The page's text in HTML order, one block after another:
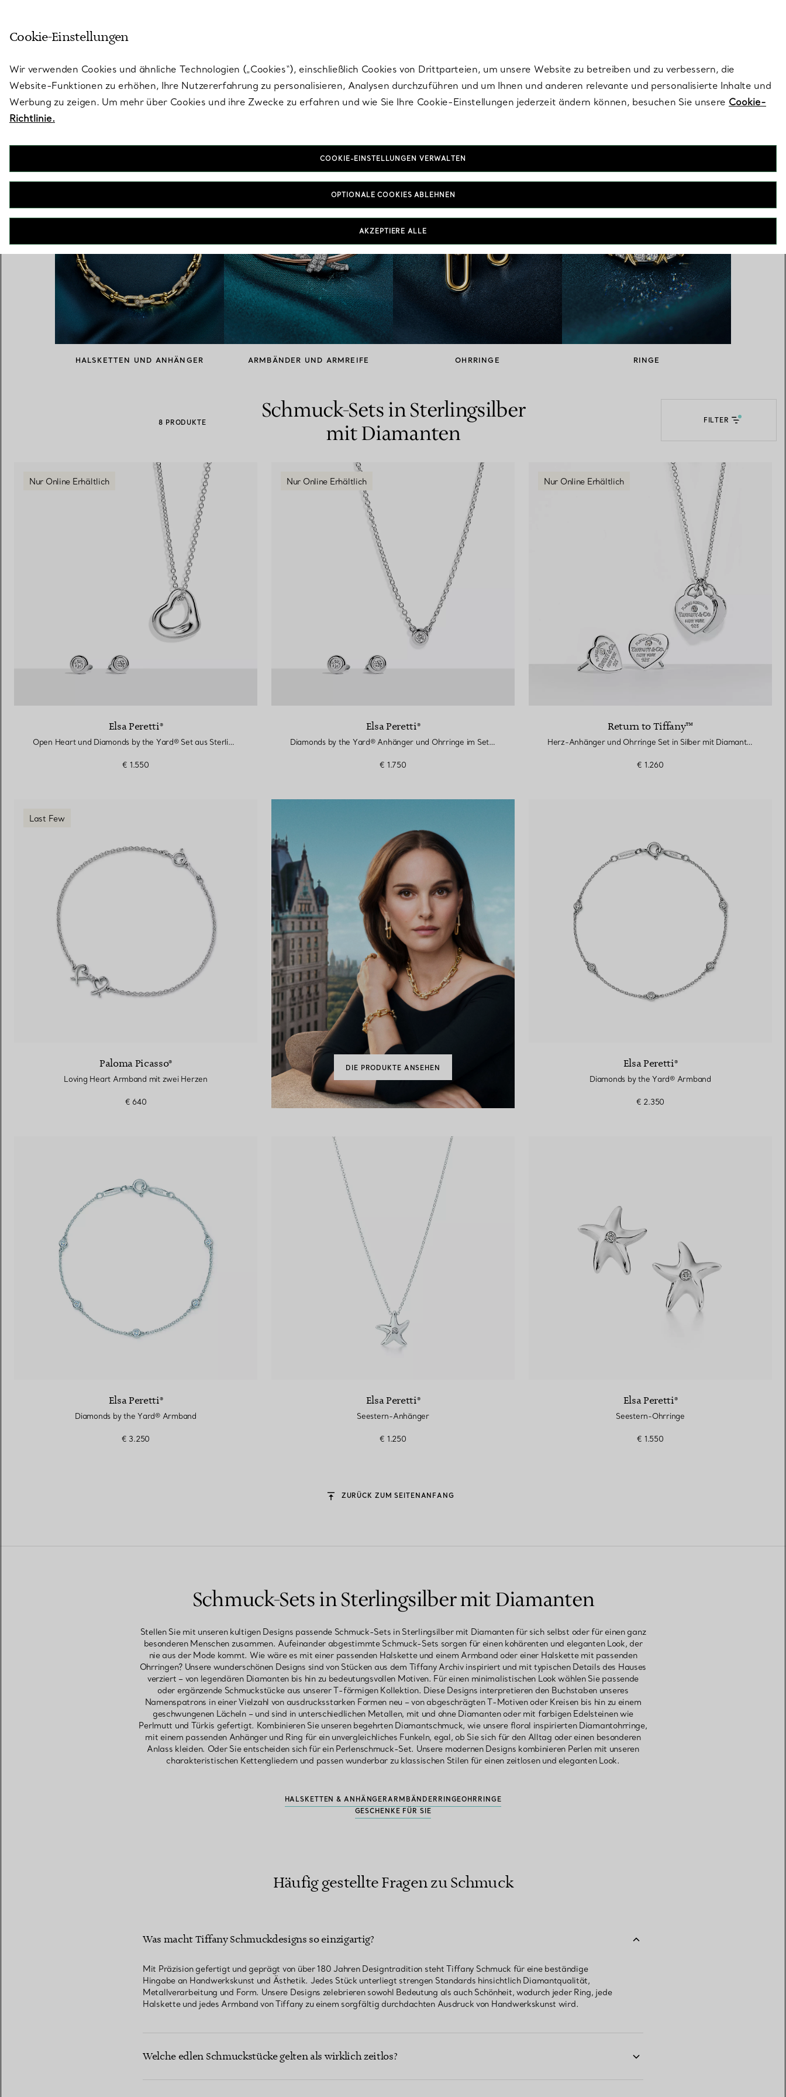
Eheringe für Damen Eheringe für Herren Partnerringe Eternity Ringe Elsa Peretti®
Tipps zur Auswahl eines
Vereinbaren Sie IhrenTermin mit einem Tiffany-Diamantenexperten.
HALSKETTEN UND ANHÄNGER ARMBÄNDER UND ARMREIFE OHRRINGE RINGE
8 PRODUKTE
Schmuck-Sets in Sterlingsilber
mit Diamanten
FILTER
Nur Online Erhältlich
Elsa Peretti®
Open Heart und Diamonds by the Yard® Set aus Sterlingsilber
€ 1.550
Nur Online Erhältlich
Elsa Peretti®
Diamonds by the Yard® Anhänger und Ohrringe im Set aus Sterlingsilber
€ 1.750
Nur Online Erhältlich
Return to Tiffany™
Herz-Anhänger und Ohrringe Set in Silber mit Diamanten, Mini.
€ 1.260
Last Few
Paloma Picasso®
Loving Heart Armband mit zwei Herzen
€ 640
DIE PRODUKTE ANSEHEN Elsa Peretti®
Diamonds by the Yard® Armband
€ 2.350
Elsa Peretti®
Diamonds by the Yard® Armband
€ 3.250
Elsa Peretti®
Seestern-Anhänger
€ 1.250
Elsa Peretti®
Seestern-Ohrringe
€ 1.550
ZURÜCK ZUM SEITENANFANG
Schmuck-Sets in Sterlingsilber mit Diamanten
Stellen Sie mit unseren kultigen Designs passende Schmuck-Sets in Sterlingsilber mit Diamanten für sich selbst oder für einen ganz
besonderen Menschen zusammen. Aufeinander abgestimmte Schmuck-Sets sorgen für einen kohärenten und eleganten Look, der
nie aus der Mode kommt. Wie wäre es mit einer passenden Halskette und einem Armband oder einer Halskette mit passenden
Ohrringen? Unsere wunderschönen Designs sind von Stücken aus dem Tiffany Archiv inspiriert und mit typischen Details des Hauses
verziert – von legendären Diamanten bis hin zu bedeutungsvollen Motiven. Für einen minimalistischen Look wählen Sie passende
oder ergänzende Schmuckstücke aus unserer T-förmigen Kollektion. Diese Designs interpretieren den Buchstaben unseres
Namenspatrons in einer Vielzahl von ausdrucksstarken Formen neu – von abgeschrägten T-Motiven oder Kreisen bis hin zu einem
geschwungenen Lächeln – und sind in unterschiedlichen Metallen, mit und ohne Diamanten oder mit farbigen Edelsteinen wie
Perlmutt und Türkis gefertigt. Kombinieren Sie unseren begehrten Diamantschmuck, wie unsere floral inspirierten Diamantohrringe,
mit einem passenden Anhänger und Ring für ein unvergleichliches Funkeln, egal, ob Sie sich für den Alltag oder einen besonderen
Anlass kleiden. Oder Sie entscheiden sich für ein Perlenschmuck-Set. Unsere modernen Designs kombinieren Perlen mit unseren
charakteristischen Kettengliedern und passen wunderbar zu klassischen Stilen für einen zeitlosen und eleganten Look.
HALSKETTEN & ANHÄNGER ARMBÄNDER RINGEOHRRINGE
GESCHENKE FÜR SIE
Häufig gestellte Fragen zu Schmuck
Was macht Tiffany Schmuckdesigns so einzigartig?
Mit Präzision gefertigt und geprägt von über 180 Jahren Designtradition steht Tiffany Schmuck für eine beständige
Hingabe an Handwerkskunst und Ästhetik. Jedes Stück unterliegt strengen Standards hinsichtlich Diamantqualität,
Metallverarbeitung und Form. Unsere Designs zelebrieren sowohl Bedeutung als auch Schönheit, wodurch jeder Ring, jede
Halskette und jedes Armband von Tiffany zu einem sorgfältig durchdachten Ausdruck von Handwerkskunst wird.
Welche edlen Schmuckstücke gelten als wirklich zeitlos?
Cookie-Einstellungen
Wir verwenden Cookies und ähnliche Technologien („Cookies“), einschließlich Cookies von Drittparteien, um unsere Website zu betreiben und zu verbessern, die
Website-Funktionen zu erhöhen, Ihre Nutzererfahrung zu personalisieren, Analysen durchzuführen und um Ihnen und anderen relevante und personalisierte Inhalte und
Werbung zu zeigen. Um mehr über Cookies und ihre Zwecke zu erfahren und wie Sie Ihre Cookie-Einstellungen jederzeit ändern können, besuchen Sie unsere Cookie-
Richtlinie.
COOKIE-EINSTELLUNGEN VERWALTEN
OPTIONALE COOKIES ABLEHNEN
AKZEPTIERE ALLE